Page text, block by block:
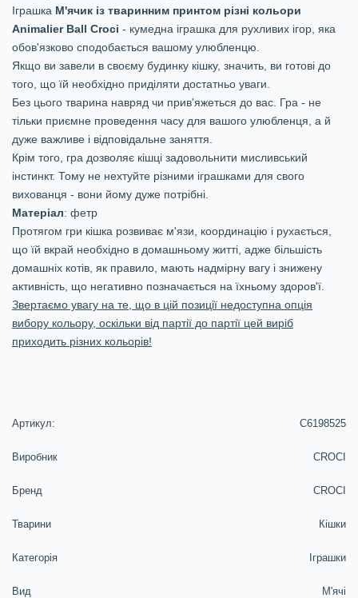
Іграшка М'ячик із тваринним принтом різні кольори
Animalier Ball Croci - кумедна іграшка для рухливих ігор, яка
обов'язково сподобається вашому улюбленцю.
Якщо ви завели в своєму будинку кішку, значить, ви готові до
того, що їй необхідно приділяти достатньо уваги.
Без цього тварина навряд чи прив'яжеться до вас. Гра - не
тільки приємне проведення часу для вашого улюбленця, а й
дуже важливе і відповідальне заняття.
Крім того, гра дозволяє кішці задовольнити мисливський
інстинкт. Тому не нехтуйте різними іграшками для свого
вихованця - вони йому дуже потрібні.
Матеріал: фетр
Протягом гри кішка розвиває м'язи, координацію і рухається,
що їй вкрай необхідно в домашньому житті, адже більшість
домашніх котів, як правило, мають надмірну вагу і знижену
активність, що негативно позначається на їхньому здоров'ї.
Звертаємо увагу на те, що в цій позиції недоступна опція
вибору кольору, оскільки від партії до партії цей виріб
приходить різних кольорів!
Артикул: C6198525
Виробник CROCI
Бренд CROCI
Тварини Кішки
Категорія Іграшки
Вид М'ячі